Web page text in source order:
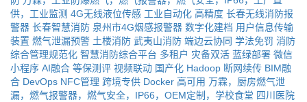
供，工业监测 4G无线液位传感 工业自动化 高精度 长春无线消防报
警器 长春智慧消防 泉州市4G烟感报警器 数字化建档 用户信息传输
装置 燃气泄漏预警 土楼消防 武夷山消防 端边云协同 学法免罚 消防
综合管理规范化 智慧消防综合平台 多租户 灾备双活 蓝绿部署 微信
小程序 AI融合 等保测评 视频联动 国产化 Hadoop 断网续传 BIM融
合 DevOps NFC管理 跨境专供 Docker 高可用 万霖，厨房燃气泄
漏，燃气报警器，燃气安全，IP66，OEM定制，学校食堂 四川医院